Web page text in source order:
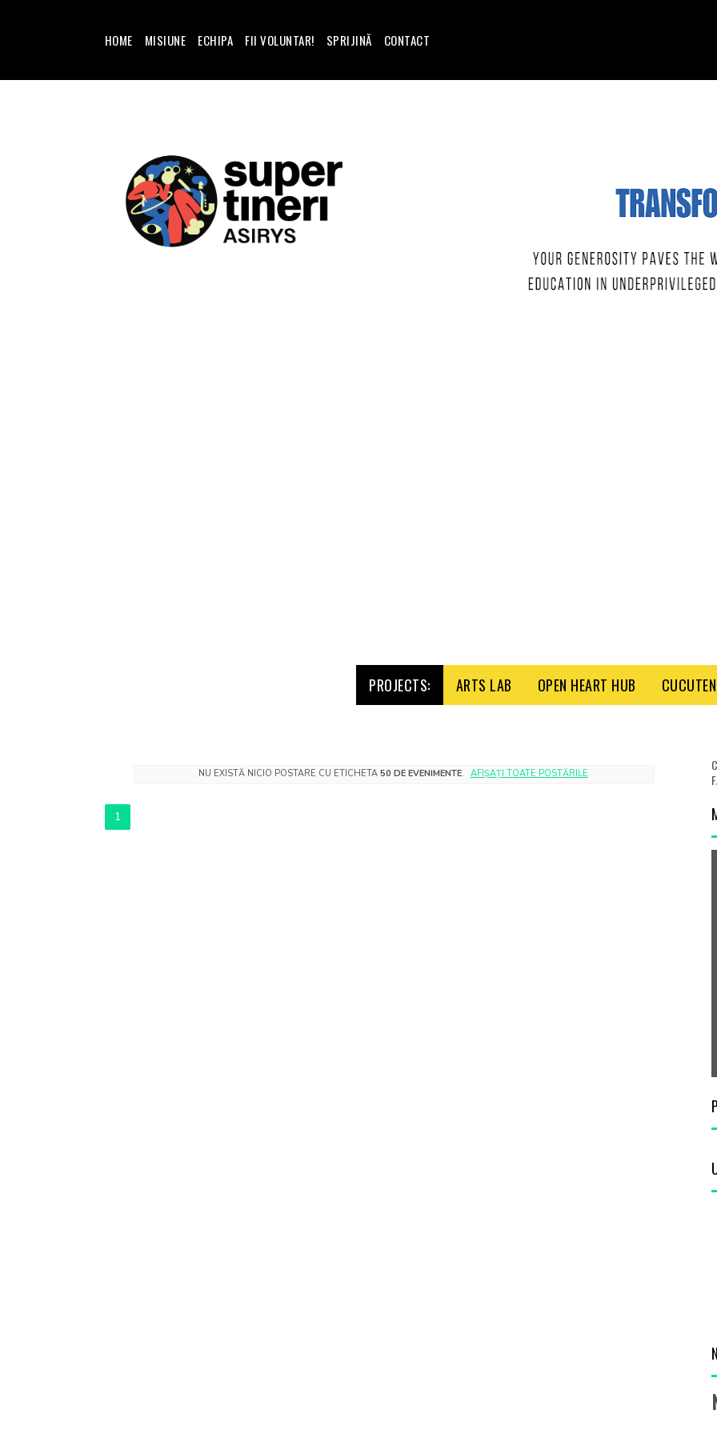
HOME MISIUNE ECHIPA FII VOLUNTAR! SPRIJINĂ CONTACT
PROJECTS: ARTS LAB OPEN HEART HUB
NU EXISTĂ NICIO POSTARE CU ETICHETA50 DE EVENIMENTE. AFIȘAȚI TOATE POSTĂRILE
1